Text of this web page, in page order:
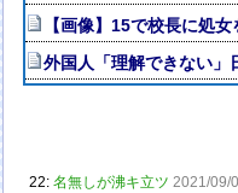
【画像】15で校長に処
外国人「理解できない」
22:名無しが沸キ立ツ 2021/09/